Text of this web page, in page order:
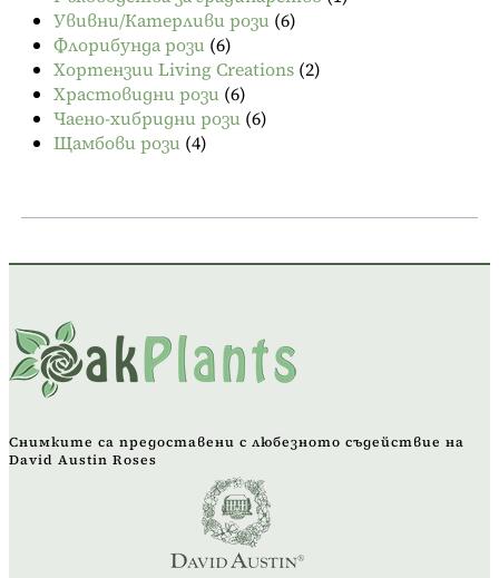
Увивни/Катерливи рози (6)
Флорибунда рози (6)
Хортензии Living Creations (2)
Храстовидни рози (6)
Чаено-хибридни рози (6)
Щамбови рози (4)
Снимките са предоставени с любезното съдействие на
David Austin Roses